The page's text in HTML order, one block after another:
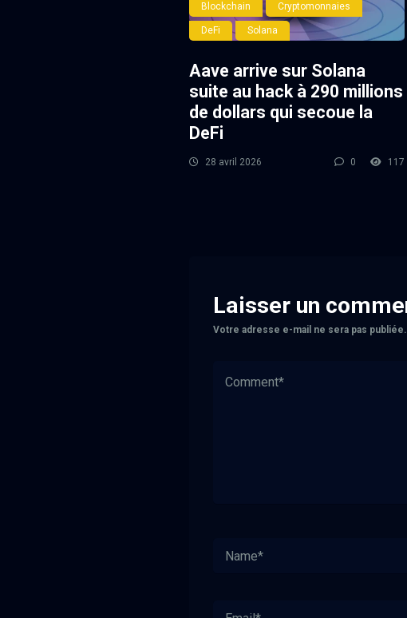
Blockchain Cryptomonnaies
DeFi Solana
Aave arrive sur Solana
suite au hack à 290 millions
de dollars qui secoue la
DeFi
28 avril 2026 0 117
Laisser un
Votre adresse e-mail ne sera pas publiée.